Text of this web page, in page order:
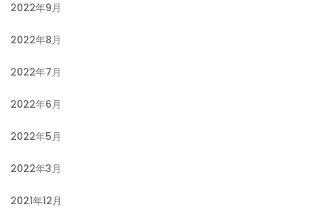
2022年9月
2022年8月
2022年7月
2022年6月
2022年5月
2022年3月
2021年12月